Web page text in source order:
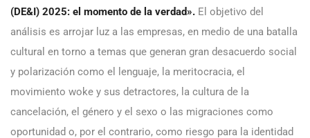
(DE&I) 2025: el momento de la verdad». El objetivo del
análisis es arrojar luz a las empresas, en medio de una batalla
cultural en torno a temas que generan gran desacuerdo social
y polarización como el lenguaje, la meritocracia, el
movimiento woke y sus detractores, la cultura de la
cancelación, el género y el sexo o las migraciones como
oportunidad o, por el contrario, como riesgo para la identidad